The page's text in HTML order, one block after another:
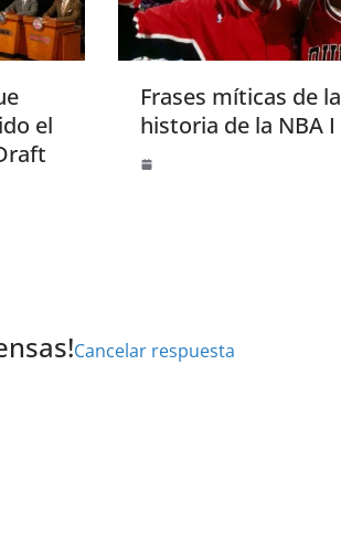
el
Frases míticas de la
historia de la NBA I
Cancelar respuesta